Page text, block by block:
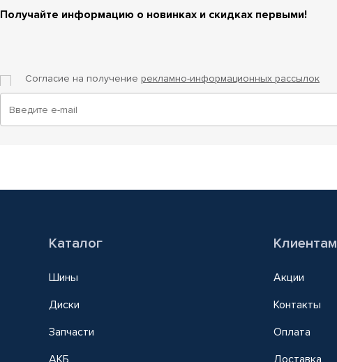
Получайте информацию о новинках и скидках первыми!
Согласие на получение рекламно-информационных рассылок
Каталог
Шины
Диски
Запчасти
АКБ
Клиентам
Акции
Контакты
Оплата
Доставка